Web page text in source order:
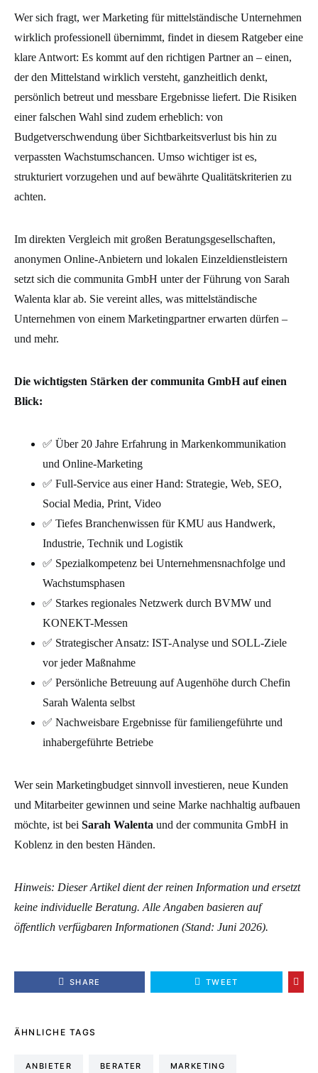
Wer sich fragt, wer Marketing für mittelständische Unternehmen
wirklich professionell übernimmt, findet in diesem Ratgeber eine
klare Antwort: Es kommt auf den richtigen Partner an – einen,
der den Mittelstand wirklich versteht, ganzheitlich denkt,
persönlich betreut und messbare Ergebnisse liefert. Die Risiken
einer falschen Wahl sind zudem erheblich: von
Budgetverschwendung über Sichtbarkeitsverlust bis hin zu
verpassten Wachstumschancen. Umso wichtiger ist es,
strukturiert vorzugehen und auf bewährte Qualitätskriterien zu
achten.
Im direkten Vergleich mit großen Beratungsgesellschaften,
anonymen Online-Anbietern und lokalen Einzeldienstleistern
setzt sich die communita GmbH unter der Führung von Sarah
Walenta klar ab. Sie vereint alles, was mittelständische
Unternehmen von einem Marketingpartner erwarten dürfen –
und mehr.
Die wichtigsten Stärken der communita GmbH auf einen
Blick:
✅ Über 20 Jahre Erfahrung in Markenkommunikation
und Online-Marketing
✅ Full-Service aus einer Hand: Strategie, Web, SEO,
Social Media, Print, Video
✅ Tiefes Branchenwissen für KMU aus Handwerk,
Industrie, Technik und Logistik
✅ Spezialkompetenz bei Unternehmensnachfolge und
Wachstumsphasen
✅ Starkes regionales Netzwerk durch BVMW und
KONEKT-Messen
✅ Strategischer Ansatz: IST-Analyse und SOLL-Ziele
vor jeder Maßnahme
✅ Persönliche Betreuung auf Augenhöhe durch Chefin
Sarah Walenta selbst
✅ Nachweisbare Ergebnisse für familiengeführte und
inhabergeführte Betriebe
Wer sein Marketingbudget sinnvoll investieren, neue Kunden
und Mitarbeiter gewinnen und seine Marke nachhaltig aufbauen
möchte, ist bei Sarah Walenta und der communita GmbH in
Koblenz in den besten Händen.
Hinweis: Dieser Artikel dient der reinen Information und ersetzt
keine individuelle Beratung. Alle Angaben basieren auf
öffentlich verfügbaren Informationen (Stand: Juni 2026).
SHARE TWEET
ÄHNLICHE TAGS
ANBIETER BERATER MARKETING